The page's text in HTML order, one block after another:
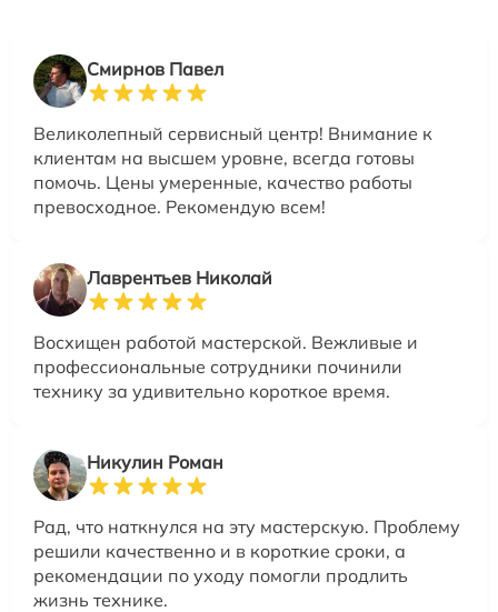
Смирнов Павел
Великолепный сервисный центр! Внимание к
клиентам на высшем уровне, всегда готовы
помочь. Цены умеренные, качество работы
превосходное. Рекомендую всем!
Лаврентьев Николай
Восхищен работой мастерской. Вежливые и
профессиональные сотрудники починили
технику за удивительно короткое время.
Никулин Роман
Рад, что наткнулся на эту мастерскую. Проблему
решили качественно и в короткие сроки, а
рекомендации по уходу помогли продлить
жизнь технике.